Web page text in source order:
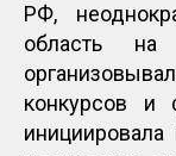
РФ,
область
конкурсов и